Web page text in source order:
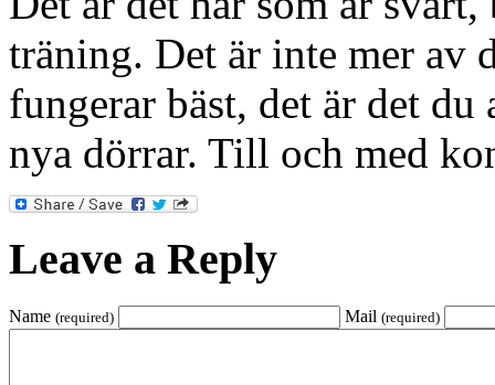
träning. Det är inte mer av
fungerar bäst, det är det
nya dörrar. Till och med
Leave a Reply
Name (required) Mail (required)